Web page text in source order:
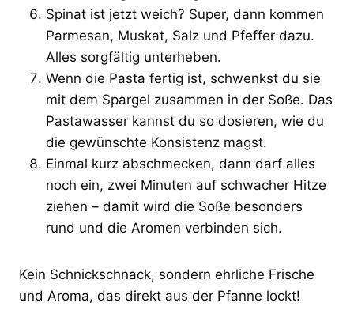
Spinat ist jetzt weich? Super, dann kommen
Parmesan, Muskat, Salz und Pfeffer dazu.
Alles sorgfältig unterheben.
Wenn die Pasta fertig ist, schwenkst du sie
mit dem Spargel zusammen in der Soße. Das
Pastawasser kannst du so dosieren, wie du
die gewünschte Konsistenz magst.
Einmal kurz abschmecken, dann darf alles
noch ein, zwei Minuten auf schwacher Hitze
ziehen – damit wird die Soße besonders
rund und die Aromen verbinden sich.
Kein Schnickschnack, sondern ehrliche Frische
und Aroma, das direkt aus der Pfanne lockt!